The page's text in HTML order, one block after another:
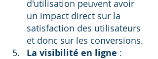
d'utilisation peuvent avoir
un impact direct sur la
satisfaction des utilisateurs
et donc sur les conversions.
La visibilité en ligne :